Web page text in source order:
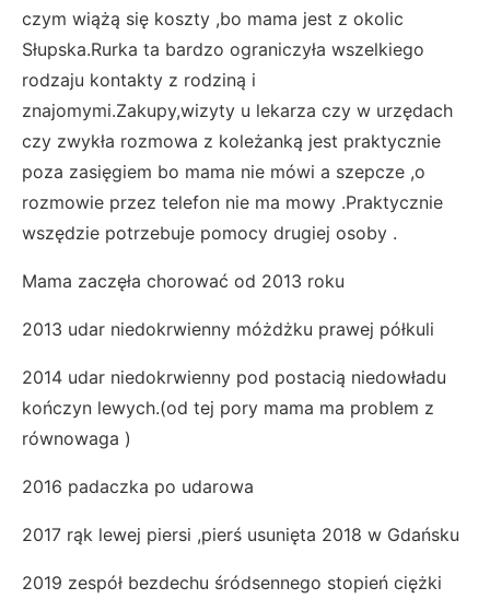
czym wiążą się koszty ,bo mama jest z okolic
Słupska.Rurka ta bardzo ograniczyła wszelkiego
rodzaju kontakty z rodziną i
znajomymi.Zakupy,wizyty u lekarza czy w urzędach
czy zwykła rozmowa z koleżanką jest praktycznie
poza zasięgiem bo mama nie mówi a szepcze ,o
rozmowie przez telefon nie ma mowy .Praktycznie
wszędzie potrzebuje pomocy drugiej osoby .
Mama zaczęła chorować od 2013 roku
2013 udar niedokrwienny móżdżku prawej półkuli
2014 udar niedokrwienny pod postacią niedowładu
kończyn lewych.(od tej pory mama ma problem z
równowaga )
2016 padaczka po udarowa
2017 rąk lewej piersi ,pierś usunięta 2018 w Gdańsku
2019 zespół bezdechu śródsennego stopień ciężki